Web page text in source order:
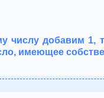
числу добавим 1,
имеющее